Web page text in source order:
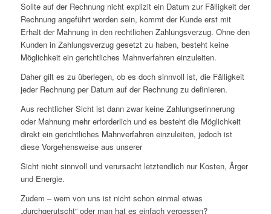
Sollte auf der Rechnung nicht explizit ein Datum zur Fälligkeit der
Rechnung angeführt worden sein, kommt der Kunde erst mit
Erhalt der Mahnung in den rechtlichen Zahlungsverzug. Ohne den
Kunden in Zahlungsverzug gesetzt zu haben, besteht keine
Möglichkeit ein gerichtliches Mahnverfahren einzuleiten.
Daher gilt es zu überlegen, ob es doch sinnvoll ist, die Fälligkeit
jeder Rechnung per Datum auf der Rechnung zu definieren.
Aus rechtlicher Sicht ist dann zwar keine Zahlungserinnerung
oder Mahnung mehr erforderlich und es besteht die Möglichkeit
direkt ein gerichtliches Mahnverfahren einzuleiten, jedoch ist
diese Vorgehensweise aus unserer
Sicht nicht sinnvoll und verursacht letztendlich nur Kosten, Ärger
und Energie.
Zudem – wem von uns ist nicht schon einmal etwas
„durchgerutscht“ oder man hat es einfach vergessen?